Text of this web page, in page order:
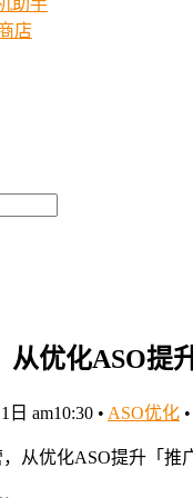
助手
店
从优化ASO提
日 am10:30 • ASO优化 •